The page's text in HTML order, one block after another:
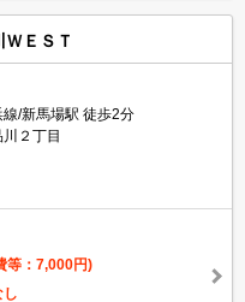
ＥＳＴ
/新馬場駅 徒歩2分
２丁目
等：7,000円)
し